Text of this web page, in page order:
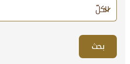
21 Items found